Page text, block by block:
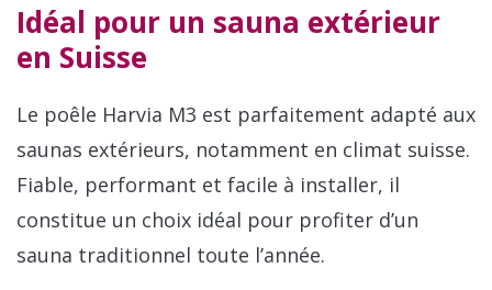
Idéal pour un sauna extérieur
en Suisse
Le poêle Harvia M3 est parfaitement adapté aux
saunas extérieurs, notamment en climat suisse.
Fiable, performant et facile à installer, il
constitue un choix idéal pour profiter d’un
sauna traditionnel toute l’année.